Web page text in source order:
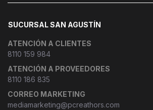
SUCURSAL SAN AGUSTÍN
ATENCIÓN A CLIENTES
8110 159 984
ATENCIÓN A PROVEEDORES
8110 186 835
CORREO MARKETING
mediamarketing@pcreathors.com